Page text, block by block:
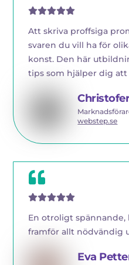
Att skriva proffsiga
svaren du vill ha för
konst. Den här
tips som hjälper dig
webstep.se
En otroligt
framför allt nödvändig
Eva